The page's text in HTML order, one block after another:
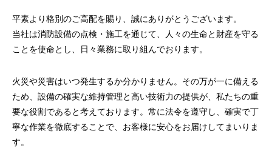
平素より格別のご高配を賜り、誠にありがとうございます。
当社は消防設備の点検・施工を通じて、人々の生命と財産を守る
ことを使命とし、日々業務に取り組んでおります。
火災や災害はいつ発生するか分かりません。その万が一に備える
ため、設備の確実な維持管理と高い技術力の提供が、私たちの重
要な役割であると考えております。常に法令を遵守し、確実で丁
寧な作業を徹底することで、お客様に安心をお届けしてまいりま
す。